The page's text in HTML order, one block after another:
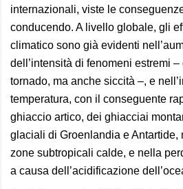
internazionali, viste le
conducendo. A livello globale, gli
climatico sono già evidenti
dell’intensità di fenomeni estremi
tornado, ma anche siccità –, e
temperatura, con il conseguente
ghiaccio artico, dei ghiacciai
glaciali di Groenlandia e Antartide,
zone subtropicali calde, e nella
a causa dell’acidificazione